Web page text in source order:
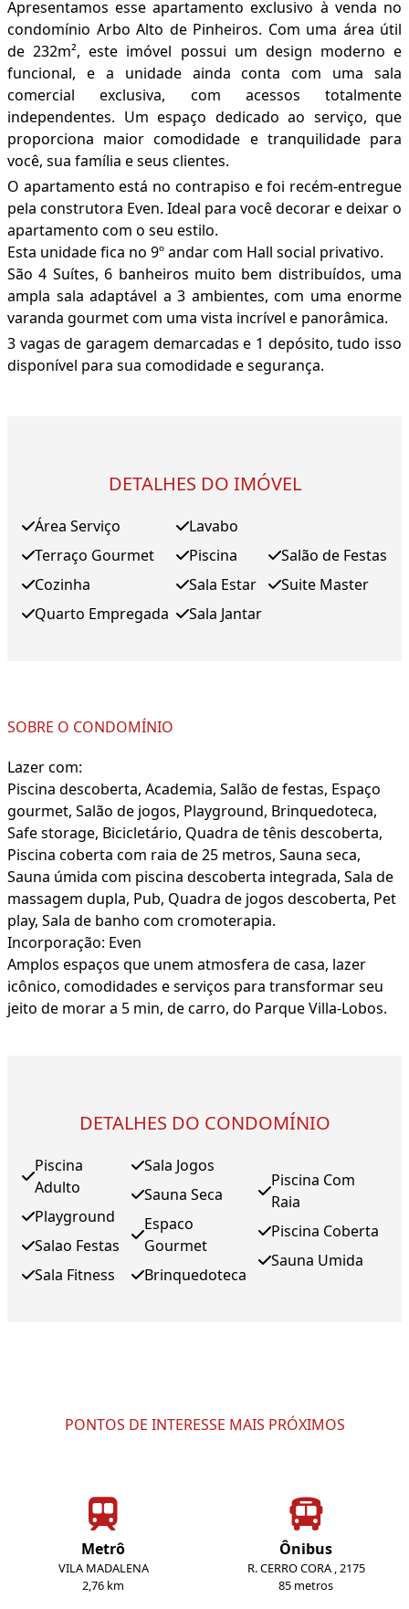
Apresentamos esse apartamento exclusivo à venda no
condomínio Arbo Alto de Pinheiros. Com uma área útil
de 232m², este imóvel possui um design moderno e
funcional, e a unidade ainda conta com uma sala
comercial exclusiva, com acessos totalmente
independentes. Um espaço dedicado ao serviço, que
proporciona maior comodidade e tranquilidade para
você, sua família e seus clientes.
O apartamento está no contrapiso e foi recém-entregue
pela construtora Even. Ideal para você decorar e deixar o
apartamento com o seu estilo.
Esta unidade fica no 9º andar com Hall social privativo.
São 4 Suítes, 6 banheiros muito bem distribuídos, uma
ampla sala adaptável a 3 ambientes, com uma enorme
varanda gourmet com uma vista incrível e panorâmica.
3 vagas de garagem demarcadas e 1 depósito, tudo isso
disponível para sua comodidade e segurança.
DETALHES DO IMÓVEL
Área Serviço
Terraço Gourmet
Cozinha
Quarto Empregada
Lavabo
Piscina
Sala Estar
Sala Jantar
Salão de Festas
Suite Master
SOBRE O CONDOMÍNIO
Lazer com:
Piscina descoberta, Academia, Salão de festas, Espaço
gourmet, Salão de jogos, Playground, Brinquedoteca,
Safe storage, Bicicletário, Quadra de tênis descoberta,
Piscina coberta com raia de 25 metros, Sauna seca,
Sauna úmida com piscina descoberta integrada, Sala de
massagem dupla, Pub, Quadra de jogos descoberta, Pet
play, Sala de banho com cromoterapia.
Incorporação: Even
Amplos espaços que unem atmosfera de casa, lazer
icônico, comodidades e serviços para transformar seu
jeito de morar a 5 min, de carro, do Parque Villa-Lobos.
DETALHES DO CONDOMÍNIO
Piscina
Adulto
Playground
Salao Festas
Sala Fitness
Sala Jogos
Sauna Seca
Espaco
Gourmet
Brinquedoteca
Piscina Com
Raia
Piscina Coberta
Sauna Umida
PONTOS DE INTERESSE MAIS PRÓXIMOS
Metrô
VILA MADALENA
2,76 km
Ônibus
R. CERRO CORA , 2175
85 metros